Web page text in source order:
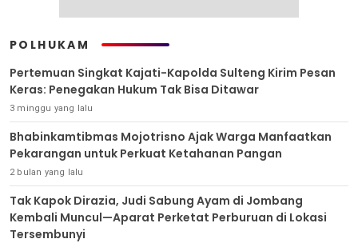
POLHUKAM
Pertemuan Singkat Kajati-Kapolda Sulteng Kirim Pesan
Keras: Penegakan Hukum Tak Bisa Ditawar
3 minggu yang lalu
Bhabinkamtibmas Mojotrisno Ajak Warga Manfaatkan
Pekarangan untuk Perkuat Ketahanan Pangan
2 bulan yang lalu
Tak Kapok Dirazia, Judi Sabung Ayam di Jombang
Kembali Muncul—Aparat Perketat Perburuan di Lokasi
Tersembunyi